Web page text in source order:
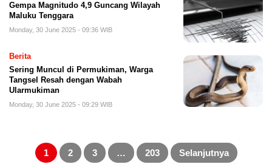
Gempa Magnitudo 4,9 Guncang Wilayah
Maluku Tenggara
Monday, 30 June 2025 - 09:36 WIB
Berita
Sering Muncul di Permukiman, Warga
Tangsel Resah dengan Wabah
Ularmukiman
Monday, 30 June 2025 - 09:29 WIB
Posts
pagination
1 2 3 … 203 Selanjutnya